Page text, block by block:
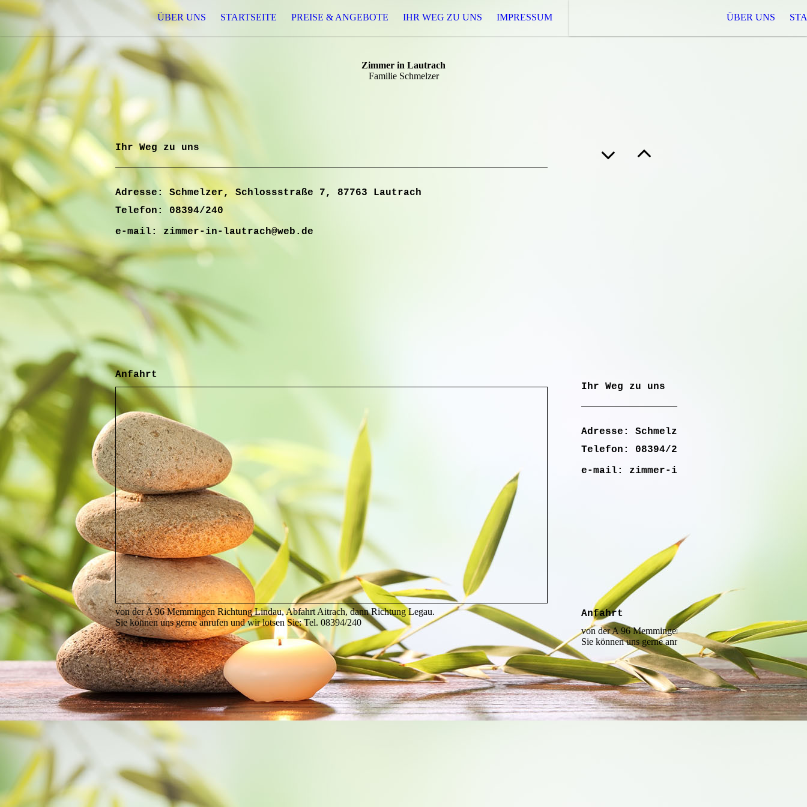
ÜBER UNS STARTSEITE PREISE & ANGEBOTE IHR WEG ZU UNS IMPRESSUM
Zimmer in Lautrach
Familie Schmelzer
Ihr Weg zu uns
Adresse: Schmelzer, Schlossstraße 7, 87763 Lautrach
Telefon: 08394/240
e-mail: zimmer-in-lautrach@web.de
Anfahrt
von der A 96 Memmingen Richtung Lindau, Abfahrt Aitrach, dann Richtung Legau.
Sie können uns gerne anrufen und wir lotsen Sie: Tel. 08394/240
ÜBER UNS
Ihr Weg zu uns
Adresse: Schmelzer, Schlossstraße 7,
Telefon: 08394/240
e-mail: zimmer-in-lautrach@web.de
Anfahrt
von der A 96 Memmingen Richtung Lindau, Abfahrt
Sie können uns gerne anrufen und wir lotsen Sie: Tel.